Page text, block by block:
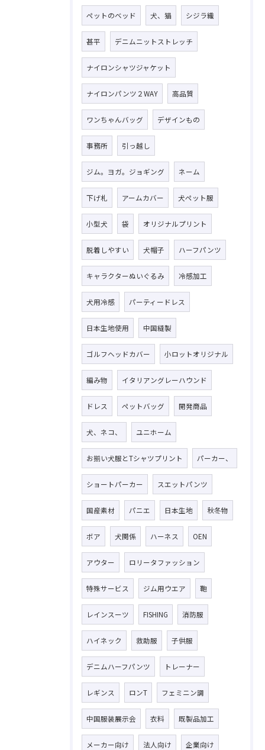
ペットのベッド 犬、猫 シジラ織
甚平 デニムニットストレッチ
ナイロンシャツジャケット
ナイロンパンツ２WAY 高品質
ワンちゃんバッグ デザインもの
事務所 引っ越し
ジム。ヨガ。ジョギング ネーム
下げ札 アームカバー 犬ペット服
小型犬 袋 オリジナルプリント
脱着しやすい 犬帽子 ハーフパンツ
キャラクターぬいぐるみ 冷感加工
犬用冷感 パーティードレス
日本生地使用 中国縫製
ゴルフヘッドカバー 小ロットオリジナル
編み物 イタリアングレーハウンド
ドレス ペットバッグ 開発商品
犬、ネコ、 ユニホーム
お揃い犬服とTシャツプリント パーカー、
ショートパーカー スエットパンツ
国産素材 パニエ 日本生地 秋冬物
ボア 犬関係 ハーネス OEN
アウター ロリータファッション
特殊サービス ジム用ウエア 鞄
レインスーツ FISHING 消防服
ハイネック 救助服 子供服
デニムハーフパンツ トレーナー
レギンス ロンT フェミニン調
中国服装展示会 衣料 既製品加工
メーカー向け 法人向け 企業向け
お問い合わせはこちら